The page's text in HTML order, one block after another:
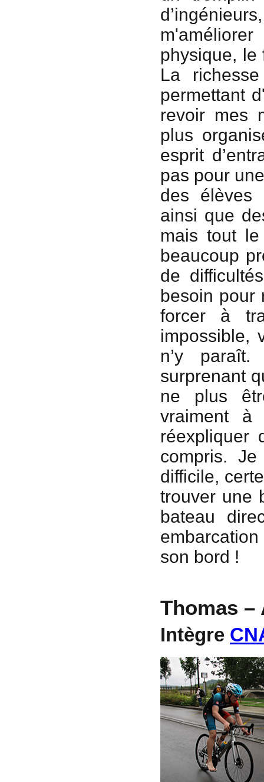
physique, le
La
permettant
revoir mes
plus
esprit
pas pour
des élèves
ainsi que
mais tout
beaucoup
de
besoin pour
forcer à
impossible,
n’y
surprenant
ne plus
vraiment
réexpliquer
compris.
difficile,
trouver une
bateau
son bord !
Thomas –
Intègre